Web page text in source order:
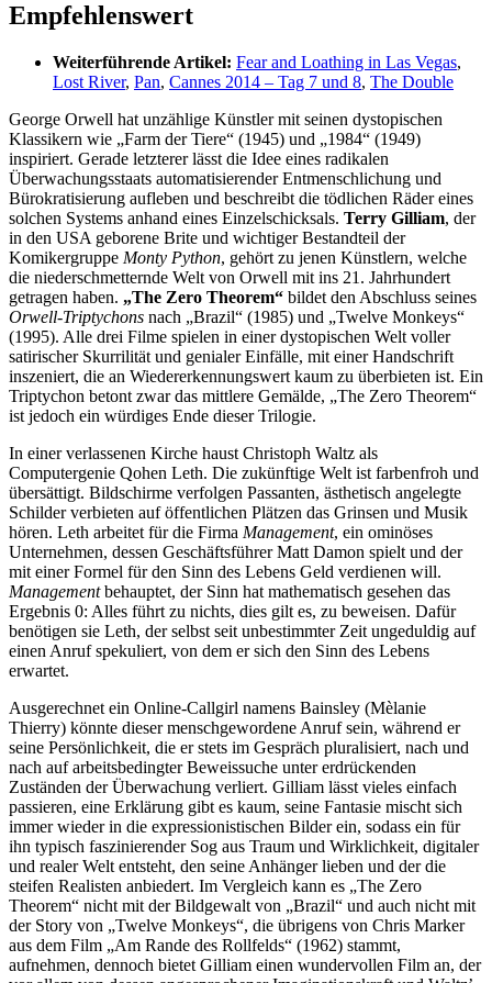
Empfehlenswert
Weiterführende Artikel: Fear and Loathing in Las Vegas,
Lost River, Pan, Cannes 2014 – Tag 7 und 8, The Double
George Orwell hat unzählige Künstler mit seinen dystopischen
Klassikern wie „Farm der Tiere“ (1945) und „1984“ (1949)
inspiriert. Gerade letzterer lässt die Idee eines radikalen
Überwachungsstaats automatisierender Entmenschlichung und
Bürokratisierung aufleben und beschreibt die tödlichen Räder eines
solchen Systems anhand eines Einzelschicksals. Terry Gilliam, der
in den USA geborene Brite und wichtiger Bestandteil der
Komikergruppe Monty Python, gehört zu jenen Künstlern, welche
die niederschmetternde Welt von Orwell mit ins 21. Jahrhundert
getragen haben. „The Zero Theorem“ bildet den Abschluss seines
Orwell-Triptychons nach „Brazil“ (1985) und „Twelve Monkeys“
(1995). Alle drei Filme spielen in einer dystopischen Welt voller
satirischer Skurrilität und genialer Einfälle, mit einer Handschrift
inszeniert, die an Wiedererkennungswert kaum zu überbieten ist. Ein
Triptychon betont zwar das mittlere Gemälde, „The Zero Theorem“
ist jedoch ein würdiges Ende dieser Trilogie.
In einer verlassenen Kirche haust Christoph Waltz als
Computergenie Qohen Leth. Die zukünftige Welt ist farbenfroh und
übersättigt. Bildschirme verfolgen Passanten, ästhetisch angelegte
Schilder verbieten auf öffentlichen Plätzen das Grinsen und Musik
hören. Leth arbeitet für die Firma Management, ein ominöses
Unternehmen, dessen Geschäftsführer Matt Damon spielt und der
mit einer Formel für den Sinn des Lebens Geld verdienen will.
Managementbehauptet, der Sinn hat mathematisch gesehen das
Ergebnis 0: Alles führt zu nichts, dies gilt es, zu beweisen. Dafür
benötigen sie Leth, der selbst seit unbestimmter Zeit ungeduldig auf
einen Anruf spekuliert, von dem er sich den Sinn des Lebens
erwartet.
Ausgerechnet ein Online-Callgirl namens Bainsley (Mèlanie
Thierry) könnte dieser menschgewordene Anruf sein, während er
seine Persönlichkeit, die er stets im Gespräch pluralisiert, nach und
nach auf arbeitsbedingter Beweissuche unter erdrückenden
Zuständen der Überwachung verliert. Gilliam lässt vieles einfach
passieren, eine Erklärung gibt es kaum, seine Fantasie mischt sich
immer wieder in die expressionistischen Bilder ein, sodass ein für
ihn typisch faszinierender Sog aus Traum und Wirklichkeit, digitaler
und realer Welt entsteht, den seine Anhänger lieben und der die
steifen Realisten anbiedert. Im Vergleich kann es „The Zero
Theorem“ nicht mit der Bildgewalt von „Brazil“ und auch nicht mit
der Story von „Twelve Monkeys“, die übrigens von Chris Marker
aus dem Film „Am Rande des Rollfelds“ (1962) stammt,
aufnehmen, dennoch bietet Gilliam einen wundervollen Film an, der